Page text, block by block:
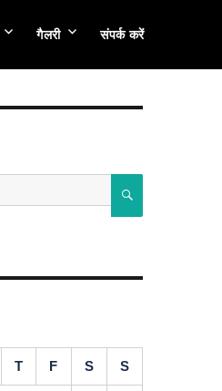
गैलरी संपर्क करें
T F S S